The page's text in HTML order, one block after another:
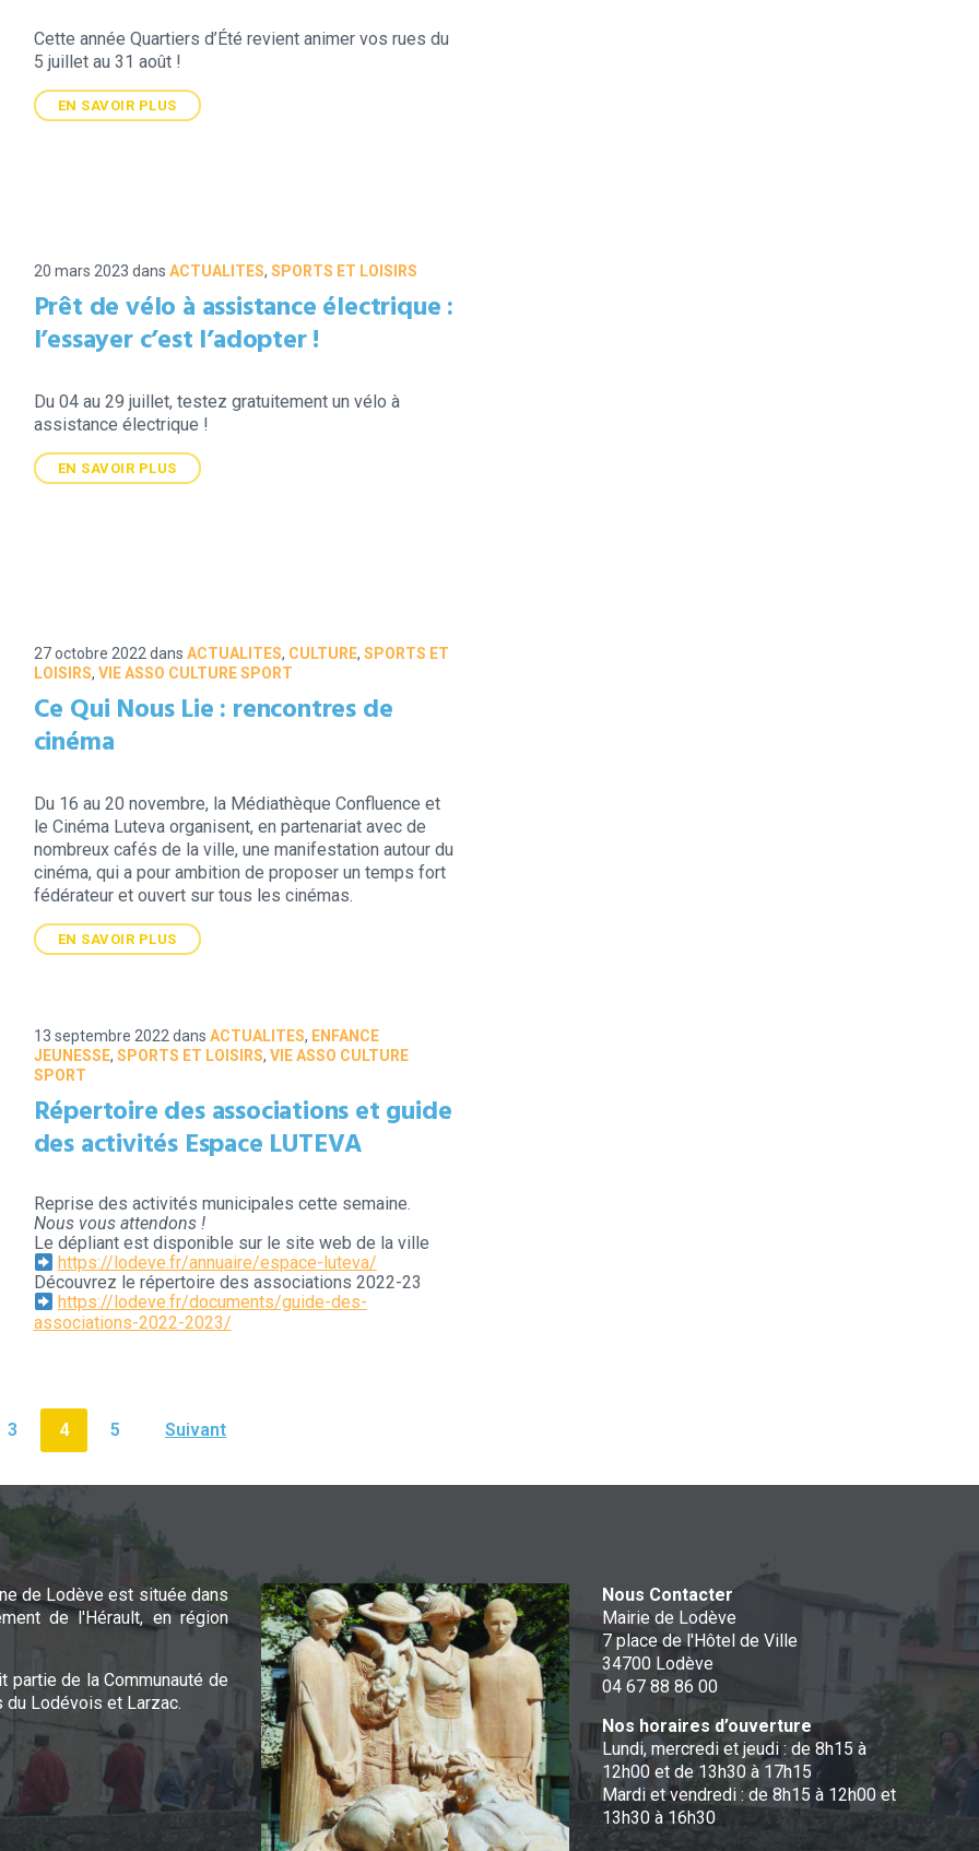
Cette année Quartiers d’Été revient animer vos rues du
5 juillet au 31 août !
EN SAVOIR PLUS
20 mars 2023 dans ACTUALITES, SPORTS ET LOISIRS
Prêt de vélo à assistance électrique :
l’essayer c’est l’adopter !
Du 04 au 29 juillet, testez gratuitement un vélo à
assistance électrique !
EN SAVOIR PLUS
27 octobre 2022 dans ACTUALITES, CULTURE, SPORTS ET
LOISIRS, VIE ASSO CULTURE SPORT
Ce Qui Nous Lie : rencontres de
cinéma
Du 16 au 20 novembre, la Médiathèque Confluence et
le Cinéma Luteva organisent, en partenariat avec de
nombreux cafés de la ville, une manifestation autour du
cinéma, qui a pour ambition de proposer un temps fort
fédérateur et ouvert sur tous les cinémas.
EN SAVOIR PLUS
13 septembre 2022 dans ACTUALITES, ENFANCE
JEUNESSE, SPORTS ET LOISIRS, VIE ASSO CULTURE
SPORT
Répertoire des associations et guide
des activités Espace LUTEVA
Reprise des activités municipales cette semaine.
Nous vous attendons !
Le dépliant est disponible sur le site web de la ville
https://lodeve.fr/annuaire/espace-luteva/
Découvrez le répertoire des associations 2022-23
https://lodeve.fr/documents/guide-des-
associations-2022-2023/
3 4 5 Suivant
de Lodève est située dans
de l'Hérault, en région
partie de la Communauté de
du Lodévois et Larzac.
Nous Contacter
Mairie de Lodève
7 place de l'Hôtel de Ville
34700 Lodève
04 67 88 86 00
Nos horaires d’ouverture
Lundi, mercredi et jeudi : de 8h15 à
12h00 et de 13h30 à 17h15
Mardi et vendredi : de 8h15 à 12h00 et
13h30 à 16h30